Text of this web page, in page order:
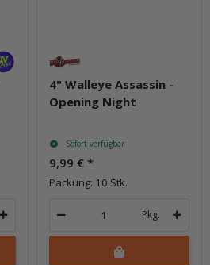
4" Walleye Assassin -
Opening Night
Sofort verfügbar
9,99 € *
Packung: 10 Stk.
Pkg.